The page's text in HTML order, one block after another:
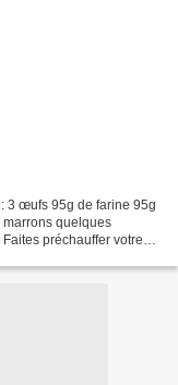
3 œufs 95g de farine 95g
quelques
préchauffer votre